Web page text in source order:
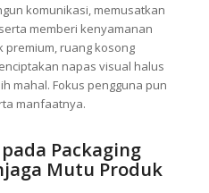
komunikasi, memusatkan
memberi kenyamanan
premium, ruang kosong
napas visual halus
mahal. Fokus pengguna pun
manfaatnya.
Packaging
Mutu Produk